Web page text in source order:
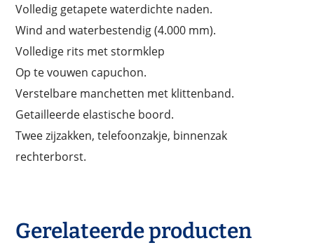
Volledig getapete waterdichte naden.
Wind and waterbestendig (4.000 mm).
Volledige rits met stormklep
Op te vouwen capuchon.
Verstelbare manchetten met klittenband.
Getailleerde elastische boord.
Twee zijzakken, telefoonzakje, binnenzak
rechterborst.
Gerelateerde producten